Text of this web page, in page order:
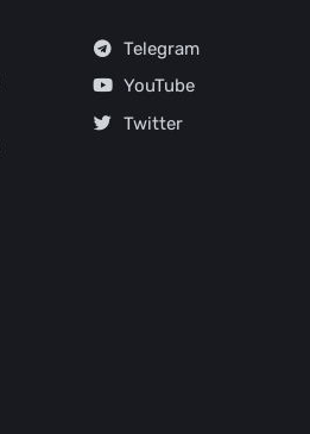
Telegram
YouTube
Twitter